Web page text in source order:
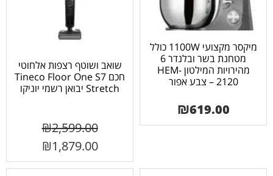
מיקסר מקצועי 1100W כולל
מטחנת בשר ובלנדר 6
מהירויות המילטון HEM-
2120 – צבע אפור
₪619.00
שואב ושוטף רצפות אלחוטי
חכם Tineco Floor One S7
Stretch יבואן רשמי יוניקו
₪2,599.00
₪1,879.00